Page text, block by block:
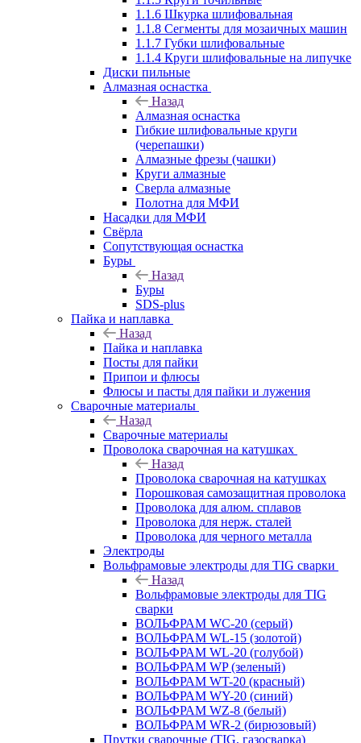
1.1.6 Шкурка шлифовальная
1.1.8 Сегменты для мозаичных машин
1.1.7 Губки шлифовальные
1.1.4 Круги шлифовальные на липучке
Диски пильные
Алмазная оснастка
Назад
Алмазная оснастка
Гибкие шлифовальные круги
(черепашки)
Алмазные фрезы (чашки)
Круги алмазные
Сверла алмазные
Полотна для МФИ
Насадки для МФИ
Свёрла
Сопутствующая оснастка
Буры
Назад
Буры
SDS-plus
Пайка и наплавка
Назад
Пайка и наплавка
Посты для пайки
Припои и флюсы
Флюсы и пасты для пайки и лужения
Сварочные материалы
Назад
Сварочные материалы
Проволока сварочная на катушках
Назад
Проволока сварочная на катушках
Порошковая самозащитная проволока
Проволока для алюм. сплавов
Проволока для нерж. сталей
Проволока для черного металла
Электроды
Вольфрамовые электроды для TIG сварки
Назад
Вольфрамовые электроды для TIG
сварки
ВОЛЬФРАМ WC-20 (серый)
ВОЛЬФРАМ WL-15 (золотой)
ВОЛЬФРАМ WL-20 (голубой)
ВОЛЬФРАМ WP (зеленый)
ВОЛЬФРАМ WT-20 (красный)
ВОЛЬФРАМ WY-20 (синий)
ВОЛЬФРАМ WZ-8 (белый)
ВОЛЬФРАМ WR-2 (бирюзовый)
Прутки сварочные (TIG, газосварка)